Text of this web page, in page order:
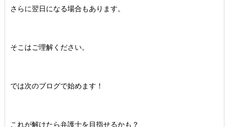
さらに翌日になる場合もあります。
そこはご理解ください。
では次のブログで始めます！
これが解けたら弁護士を目指せるかも？